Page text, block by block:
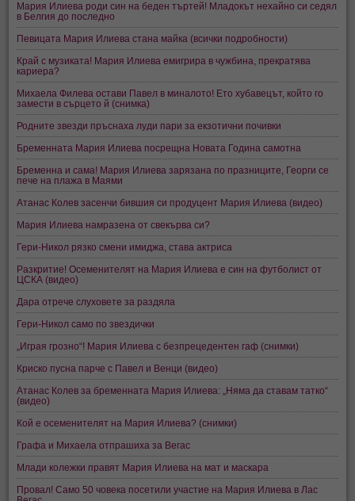
Мария Илиева роди син на беден търтей! Младокът нехайно си седял
в Белгия до последно
Певицата Мария Илиева стана майка (всички подробности)
Край с музиката! Мария Илиева емигрира в чужбина, прекратява
кариера?
Михаела Филева остави Павел в миналото! Ето хубавецът, който го
замести в сърцето й (снимка)
Родните звезди пръснаха луди пари за екзотични почивки
Бременната Мария Илиева посрещна Новата Година самотна
Бременна и сама! Мария Илиева зарязана по празниците, Георги се
пече на плажа в Маями
Атанас Колев засенчи бившия си продуцент Мария Илиева (видео)
Мария Илиева намразена от свекърва си?
Гери-Никол рязко смени имиджа, става актриса
Разкритие! Осеменителят на Мария Илиева е син на футболист от
ЦСКА (видео)
Дара отрече слуховете за раздяла
Гери-Никол само по звездички
„Играя грозно“! Мария Илиева с безпрецедентен гаф (снимки)
Криско пусна парче с Павел и Венци (видео)
Атанас Колев за бременната Мария Илиева: „Няма да ставам татко“
(видео)
Кой е осеменителят на Мария Илиева? (снимки)
Графа и Михаела отпрашиха за Вегас
Млади колежки правят Мария Илиева на мат и маскара
Провал! Само 50 човека посетили участие на Мария Илиева в Лас